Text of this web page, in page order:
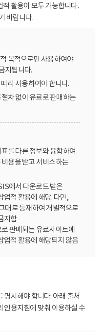
활용이 모두 가능합니다.
바랍니다.
목적으로만 사용하여야
지됩니다.
라 사용하여야 합니다.
차 없이 유료로 판매하는
를 다른 정보와 융합하여
용을 받고 서비스하는
에서 다운로드 받은
업적 활용에 해당. 다만,
대로 등재하여 개별적으로
지함
판매되는 유료사이트에
업적 활용에 해당되지 않음
명시해야 합니다. 아래 출처
인용지침에 맞춰 이용하실 수